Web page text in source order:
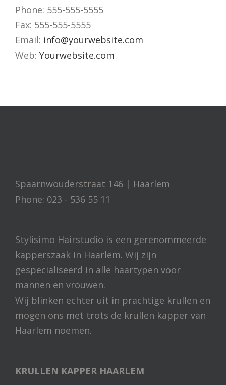
Phone: 555-555-5555
Fax: 555-555-5555
Email: info@yourwebsite.com
Web: Yourwebsite.com
Spaarnwouderstraat 146 | Haarlem
Phone: 023 - 536 55 11
Stylisimo Hairstudio is een gerenommeerde
kapperszaak in Haarlem. Wij zijn
gespecialiseerd in alle haartypen voor
mannen en vrouwen.
Wij blinken echter uit in prachtige krullen en
mogen ons met trots de krullen kapper van
Haarlem noemen.
KRULLEN KAPPER HAARLEM